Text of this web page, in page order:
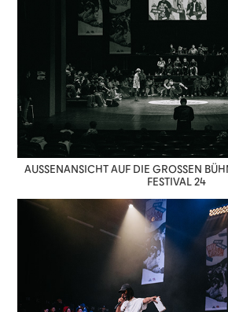
AUSSENANSICHT AUF DIE GROSSEN
FESTIVAL 24